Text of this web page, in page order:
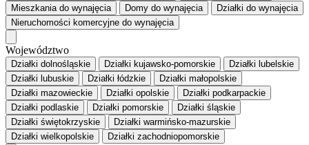
Mieszkaniado wynajęcia Domy do wynajęcia Działki do wynajęcia
Nieruchomości komercyjne do wynajęcia
Województwo
Działki dolnośląskie Działki kujawsko-pomorskie
Działki lubelskie
Działki lubuskie
Działki łódzkie
Działki małopolskie
Działki mazowieckie
Działki opolskie
Działki podkarpackie
Działki podlaskie
Działki pomorskie
Działki śląskie
Działki świętokrzyskie
Działki warmińsko-mazurskie
Działki wielkopolskie
Działki zachodniopomorskie